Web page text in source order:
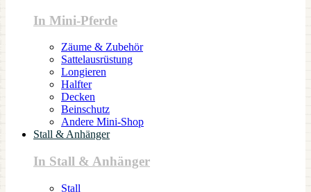
In Mini-Pferde
Zäume & Zubehör
Sattelausrüstung
Longieren
Halfter
Decken
Beinschutz
Andere Mini-Shop
Stall & Anhänger
In Stall & Anhänger
Stall